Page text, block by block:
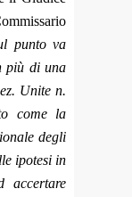
punto va
più di una
Unite n.
come la
degli
ipotesi in
accertare